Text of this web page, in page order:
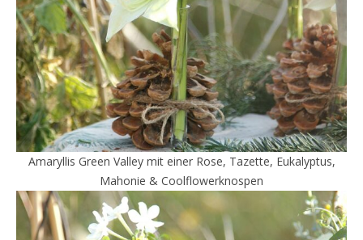
Amaryllis Green Valley mit einer Rose, Tazette, Eukalyptus,
Mahonie & Coolflowerknospen